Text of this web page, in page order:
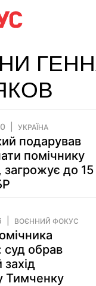
УКРАЇНА
подарував
помічнику
до 15
ВОЄННИЙ ФОКУС
обрав
Тимченку